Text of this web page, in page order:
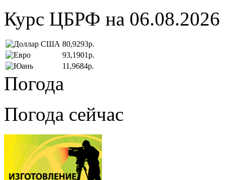
Курс ЦБРФ на 06.08.2026
80,9293р.
93,1901р.
11,9684р.
Погода
Погода сейчас